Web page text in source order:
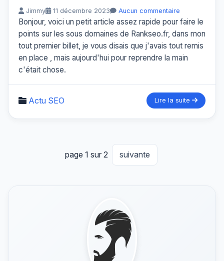
Jimmy 11 décembre 2023 Aucun commentaire
Bonjour, voici un petit article assez rapide pour faire le
points sur les sous domaines de Rankseo.fr, dans mon
tout premier billet, je vous disais que j'avais tout remis
en place , mais aujourd'hui pour reprendre la main
c'était chose.
Actu SEO Lire la suite
page 1 sur 2 suivante